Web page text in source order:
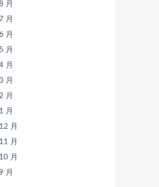
月
月
月
月
月
月
月
月
月
月
月
月